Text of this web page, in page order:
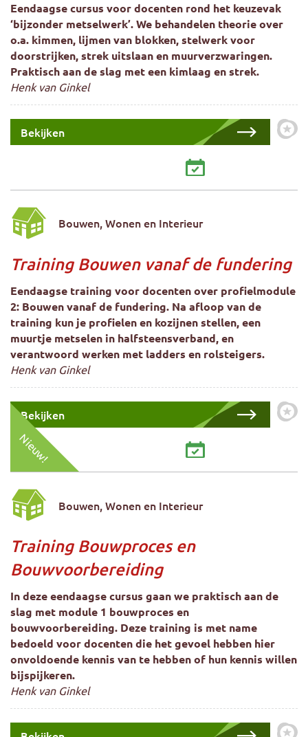
Eendaagse cursus voor docenten rond het keuzevak
‘bijzonder metselwerk’. We behandelen theorie over
o.a. kimmen, lijmen van blokken, stelwerk voor
doorstrijken, strek uitslaan en muurverzwaringen.
Praktisch aan de slag met een kimlaag en strek.
Henk van Ginkel
Bekijken Zet
Nieuw!
Bouwen, Wonen en Interieur
Training Bouwen vanaf de fundering
Eendaagse training voor docenten over profielmodule
2: Bouwen vanaf de fundering. Na afloop van de
training kun je profielen en kozijnen stellen, een
muurtje metselen in halfsteensverband, en
verantwoord werken met ladders en rolsteigers.
Henk van Ginkel
Bekijken Zet
Bouwen, Wonen en Interieur
Training Bouwproces en
Bouwvoorbereiding
In deze eendaagse cursus gaan we praktisch aan de
slag met module 1 bouwproces en
bouwvoorbereiding. Deze training is met name
bedoeld voor docenten die het gevoel hebben hier
onvoldoende kennis van te hebben of hun kennis willen
bijspijkeren.
Henk van Ginkel